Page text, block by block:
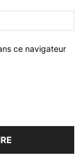
ce navigateur